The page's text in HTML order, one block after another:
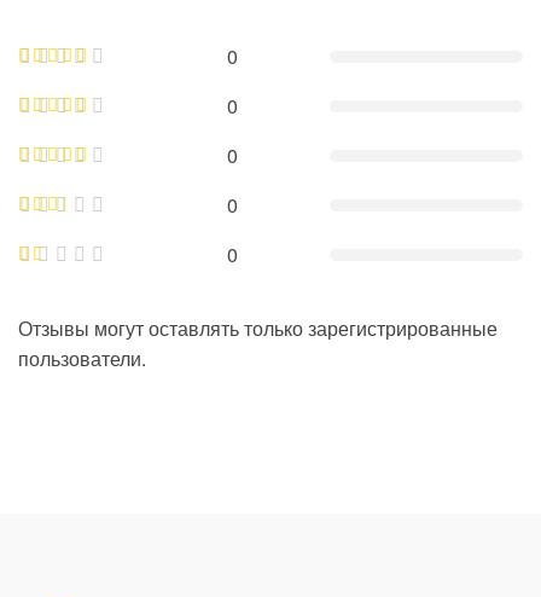
0
0
0
0
0
Отзывы могут оставлять только зарегистрированные
пользователи.